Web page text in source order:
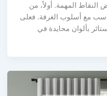
المهمة. أولاً، من
مع أسلوب الغرفة. فعلى
بألوان محايدة في